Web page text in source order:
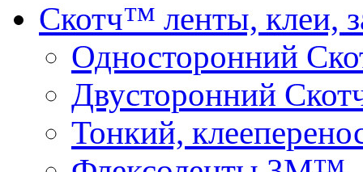
Скотч™ ленты, клеи,
Односторонний
Двусторонний
Тонкий,